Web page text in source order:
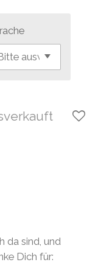
da sind, und
Dich für: